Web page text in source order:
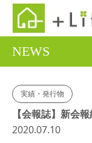
NEWS
実績・発行物
【会報誌】新会
2020.07.10